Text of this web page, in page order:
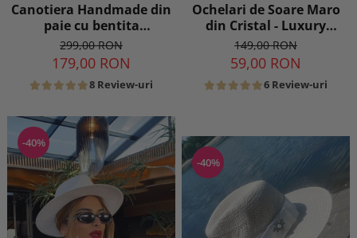
Canotiera Handmade din
paie cu bentita
detasabila
299,00 RON
179,00 RON
8 Review-uri
Ochelari de Soare Maro
din Cristal - Luxury
Edition
149,00 RON
59,00 RON
6 Review-uri
-40%
-40%